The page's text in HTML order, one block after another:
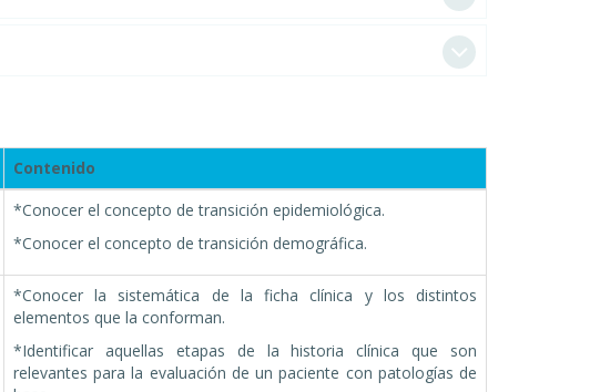
Contenido
*Conocer el concepto de transición epidemiológica.
*Conocer el concepto de transición demográfica.
*Conocer la sistemática de la ficha clínica y los distintos
elementos que la conforman.
*Identificar aquellas etapas de la historia clínica que son
relevantes para la evaluación de un paciente con patologías de